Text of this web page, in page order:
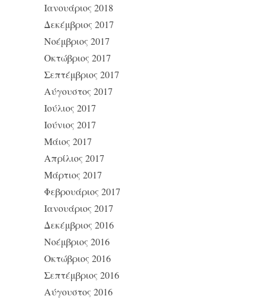
Ιανουάριος 2018
Δεκέμβριος 2017
Νοέμβριος 2017
Οκτώβριος 2017
Σεπτέμβριος 2017
Αύγουστος 2017
Ιούλιος 2017
Ιούνιος 2017
Μάιος 2017
Απρίλιος 2017
Μάρτιος 2017
Φεβρουάριος 2017
Ιανουάριος 2017
Δεκέμβριος 2016
Νοέμβριος 2016
Οκτώβριος 2016
Σεπτέμβριος 2016
Αύγουστος 2016